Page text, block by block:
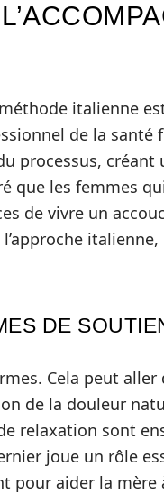
italienne
de la
processus,
que les femmes
de vivre un
DE
Cela peut aller
de la douleur
relaxation sont
joue un rôle
pour aider la mère